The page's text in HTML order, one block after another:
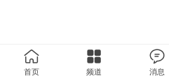
首页 频道 消息